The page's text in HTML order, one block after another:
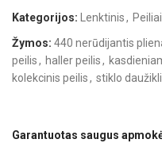
Kategorijos: Lenktinis, Peiliai
Žymos: 440 nerūdijantis
peilis, haller peilis,
kolekcinis peilis, stiklo
Garantuotas saugus